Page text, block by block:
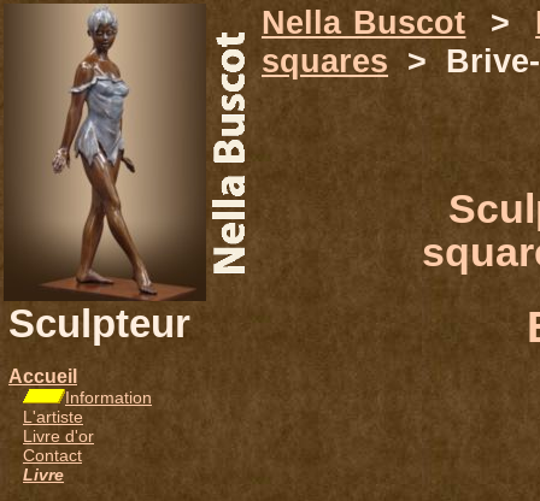
Sculpteur
Accueil
Information
L'artiste
Livre d'or
Contact
Livre
Nella Buscot >
squares >